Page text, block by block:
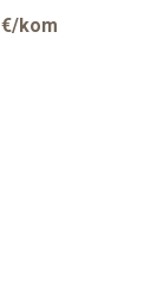
€/kom